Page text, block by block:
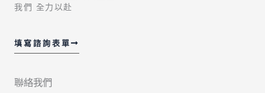
我們 全力以赴
填寫諮詢表單
聯絡我們